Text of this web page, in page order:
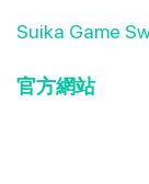
Suika Game
官方網站